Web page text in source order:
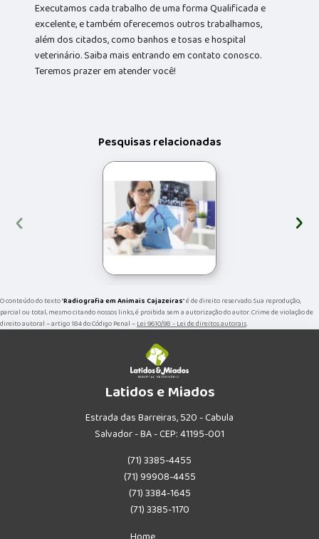
Executamos cada trabalho de uma forma Qualificada e
excelente, e também oferecemos outros trabalhamos,
além dos citados, como banhos e tosas e hospital
veterinário. Saiba mais entrando em contato conosco.
Teremos prazer em atender você!
Pesquisas relacionadas
‹ ›
O conteúdo do texto "Radiografia em Animais Cajazeiras" é de direito reservado. Sua reprodução,
parcial ou total, mesmo citando nossos links, é proibida sem a autorização do autor. Crime de violação de
direito autoral – artigo 184 do Código Penal –Lei 9610/98 - Lei de direitos autorais.
Latidos e Miados
Estrada das Barreiras, 520 - Cabula
Salvador - BA - CEP: 41195-001
(71) 3385-4455
(71) 99908-4455
(71) 3384-1645
(71) 3385-1170